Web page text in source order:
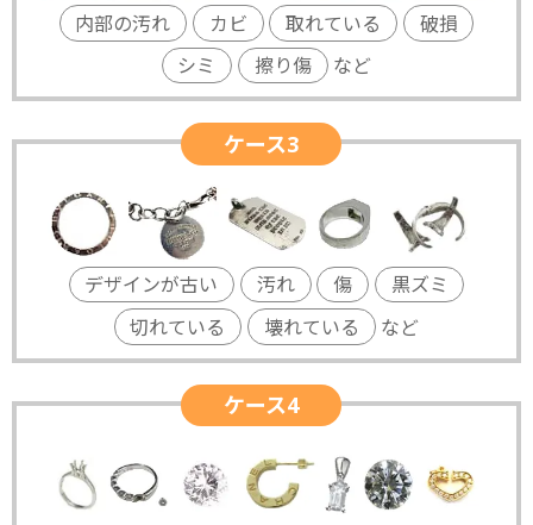
内部の汚れ カビ 取れている
破損
シミ
擦り傷 など
ケース3
デザインが古い 汚れ 傷
黒ズミ
切れている
壊れている など
ケース4